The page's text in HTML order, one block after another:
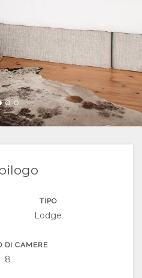
TIPO
Lodge
DI CAMERE
8